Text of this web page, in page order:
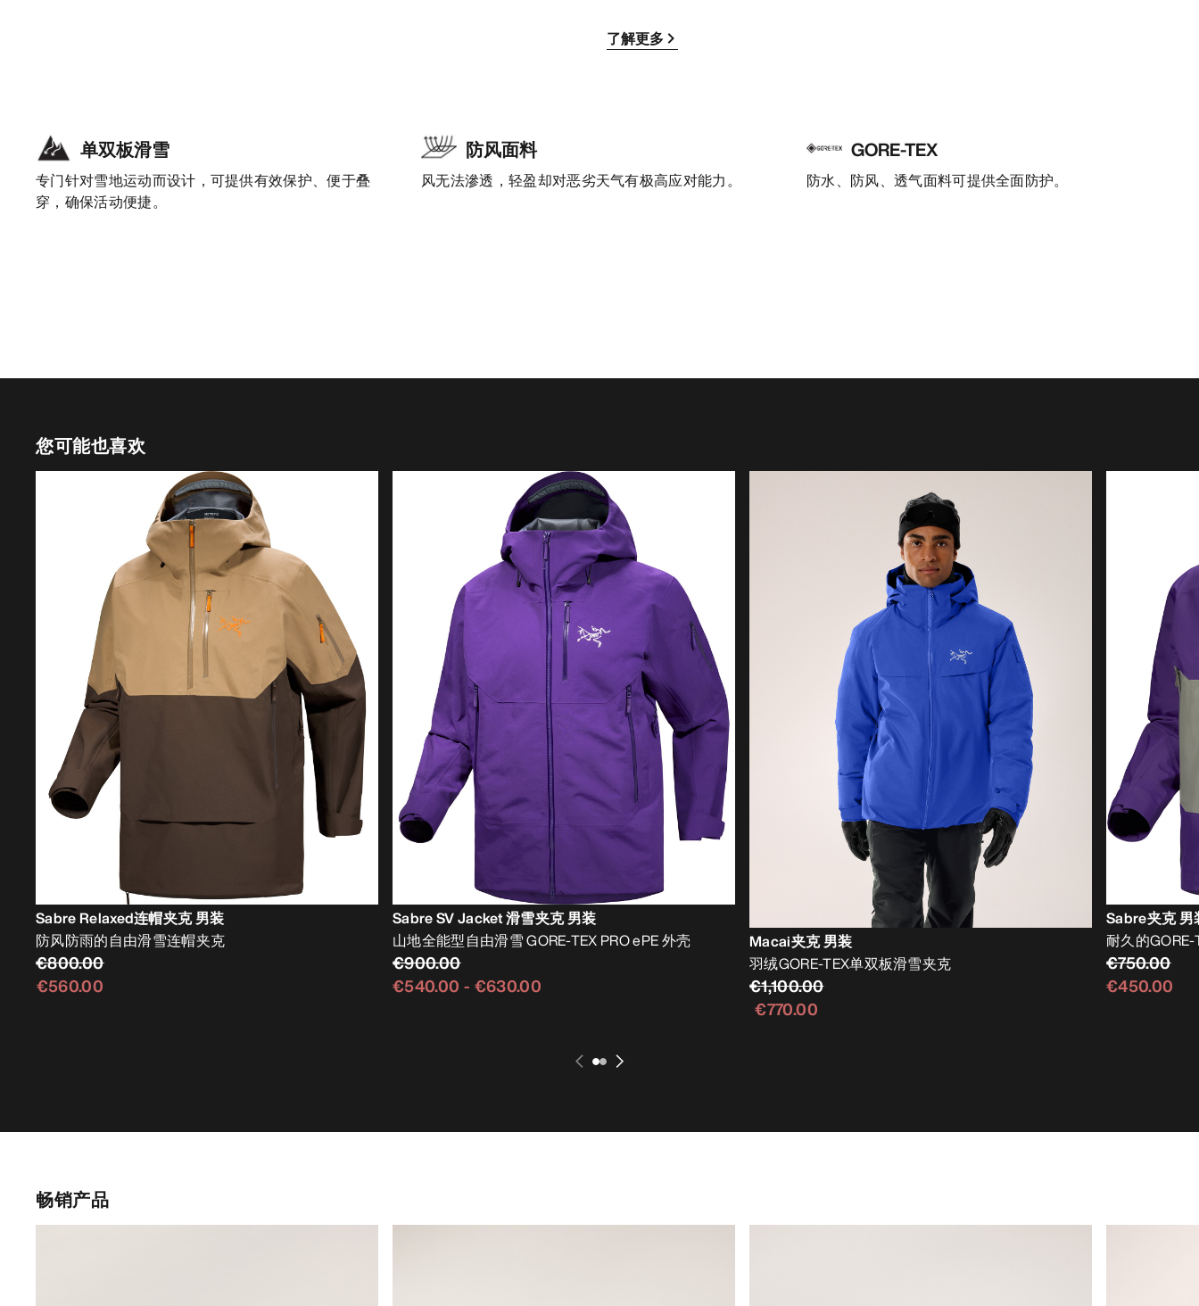
了解更多
单双板滑雪
专门针对雪地运动而设计，可提供有效保护、便于叠
穿，确保活动便捷。
防风面料
风无法滲透，轻盈却对恶劣天气有极高应对能力。
GORE-TEX
防水、防风、透气面料可提供全面防护。
您可能也喜欢
Sabre Relaxed连帽夹克 男装
防风防雨的自由滑雪连帽夹克
€800.00
€560.00
Sabre SV Jacket 滑雪夹克 男装
山地全能型自由滑雪 GORE-TEX PRO ePE 外壳
€900.00
€540.00 - €630.00
Macai夹克 男装
羽绒GORE-TEX单双板滑雪夹克
€1,100.00
€770.00
Sabre夹克 男
耐久的
€750.00
€450.00
畅销产品